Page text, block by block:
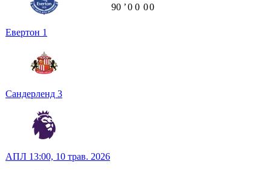
Евертон 1
Сандерленд 3
90 ʼ0 0 00
АПЛ 13:00, 10 трав. 2026